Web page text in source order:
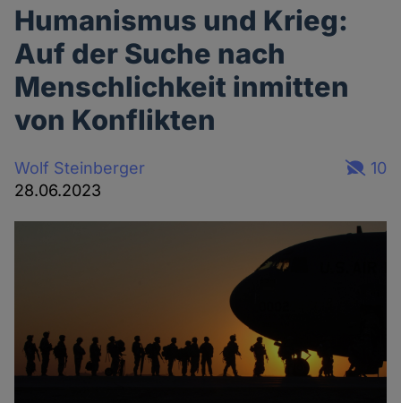
Humanismus und Krieg:
Auf der Suche nach
Menschlichkeit inmitten
von Konflikten
Wolf Steinberger
28.06.2023
10